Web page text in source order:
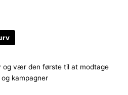
og vær den første til at modtage
kampagner